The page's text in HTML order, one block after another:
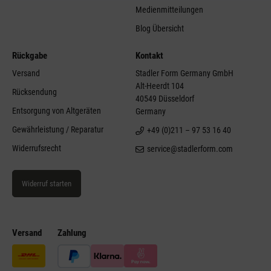
Versand Zahlung
Medienmitteilungen
Blog Übersicht
Rückgabe
Versand
Rücksendung
Entsorgung von Altgeräten
Gewährleistung / Reparatur
Widerrufsrecht
Widerruf starten
Kontakt
Stadler Form Germany GmbH
Alt-Heerdt 104
40549 Düsseldorf
Germany
+49 (0)211 – 97 53 16 40
service@stadlerform.com